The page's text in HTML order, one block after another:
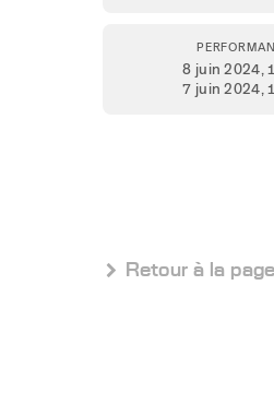
8 juin 2024,
7 juin 2024,
 Retour à la